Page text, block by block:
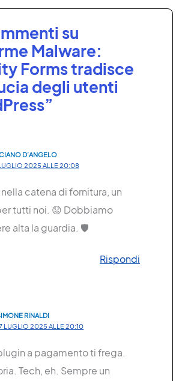
su
Malware:
Forms tradisce
degli utenti
D’ANGELO
2025 ALLE 20:08
nella catena di fornitura, un
tutti noi. 😟 Dobbiamo
alta la guardia. 🛡️
Rispondi
RINALDI
LUGLIO 2025 ALLE 20:10
a pagamento ti frega.
Tech, eh. Sempre un